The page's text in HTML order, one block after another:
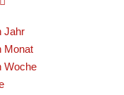
Jahr
Monat
Woche